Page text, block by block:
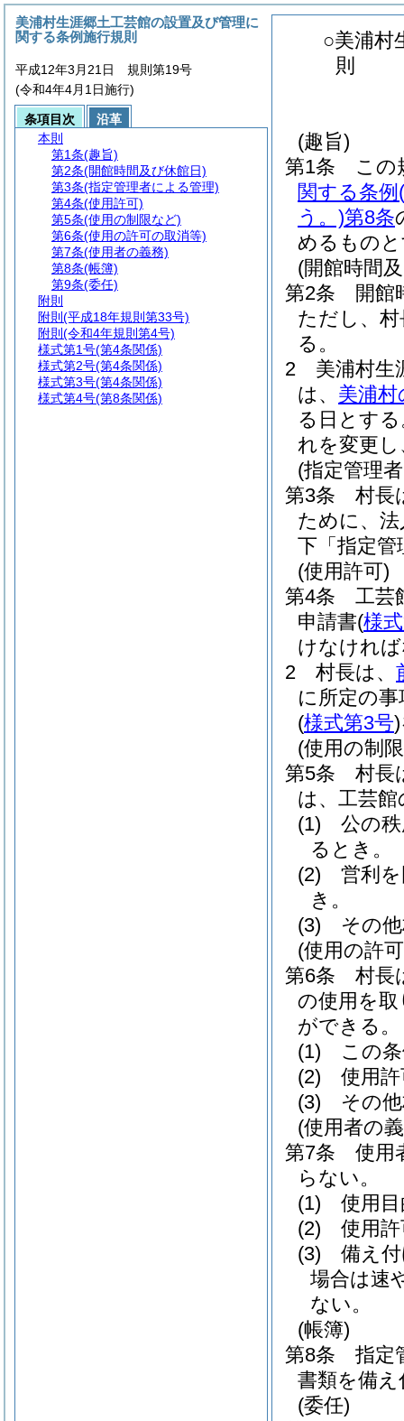
○美浦村
則
(趣旨)
第1条
この
関する条例
う。)第8条
めるもの
(開館時間
第2条
開館
ただし、
る。
2
美浦村生
は、 美浦
る日とす
れを変更
(指定管理
第3条
村長
ために、
下「指定管
(使用許可)
第4条
工芸
申請書(様
けなけれ
2
村長は、
に所定の
(様式第3号)
(使用の制
第5条
村長
は、工芸
(1)
公の
るとき。
(2)
営利
き。
(3)
その
(使用の許
第6条
村長
の使用を
ができる。
(1)
この
(2)
使用
(3)
その
(使用者の
第7条
使用
らない。
(1)
使用
(2)
使用
(3)
備え
場合は速
ない。
(帳簿)
第8条
指定
書類を備
(委任)
美浦村生涯郷土工芸館の設置及び管理に
関する条例施行規則
平成12年3月21日 規則第19号
(令和4年4月1日施行)
条項目次
沿革
本則
第1条(趣旨)
第2条(開館時間及び休館日)
第3条(指定管理者による管理)
第4条(使用許可)
第5条(使用の制限など)
第6条(使用の許可の取消等)
第7条(使用者の義務)
第8条(帳簿)
第9条(委任)
附則
附則 (平成18年規則第33号)
附則 (令和4年規則第4号)
様式第1号(第4条関係)
様式第2号(第4条関係)
様式第3号(第4条関係)
様式第4号(第8条関係)